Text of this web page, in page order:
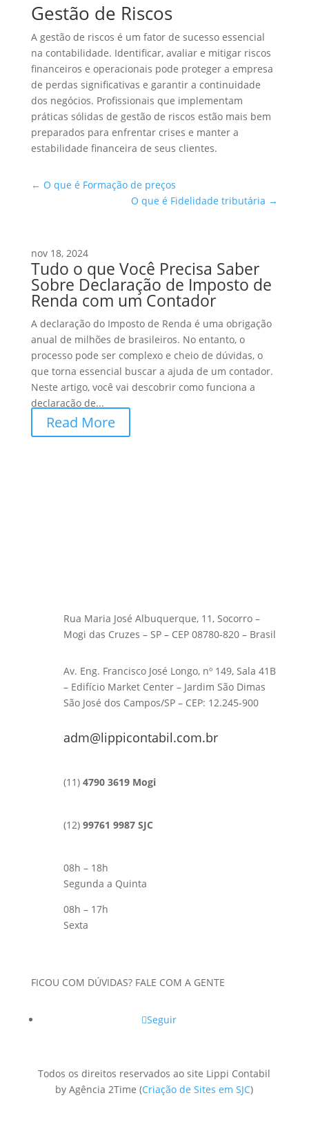
Gestão de Riscos
A gestão de riscos é um fator de sucesso essencial
na contabilidade. Identificar, avaliar e mitigar riscos
financeiros e operacionais pode proteger a empresa
de perdas significativas e garantir a continuidade
dos negócios. Profissionais que implementam
práticas sólidas de gestão de riscos estão mais bem
preparados para enfrentar crises e manter a
estabilidade financeira de seus clientes.
← O que é Formação de preços
O que é Fidelidade tributária →
nov 18, 2024
Tudo o que Você Precisa Saber
Sobre Declaração de Imposto de
Renda com um Contador
A declaração do Imposto de Renda é uma obrigação
anual de milhões de brasileiros. No entanto, o
processo pode ser complexo e cheio de dúvidas, o
que torna essencial buscar a ajuda de um contador.
Neste artigo, você vai descobrir como funciona a
declaração de...
Read More
Rua Maria José Albuquerque, 11, Socorro –
Mogi das Cruzes – SP – CEP 08780-820 – Brasil
Av. Eng. Francisco José Longo, nº 149, Sala 41B
– Edifício Market Center – Jardim São Dimas
São José dos Campos/SP – CEP: 12.245-900
adm@lippicontabil.com.br
(11) 4790 3619 Mogi
(12) 99761 9987 SJC
08h – 18h
Segunda a Quinta
08h – 17h
Sexta
FICOU COM DÚVIDAS? FALE COM A GENTE
Seguir
Todos os direitos reservados ao site Lippi Contabil
by Agência 2Time(Criação de Sites em SJC)